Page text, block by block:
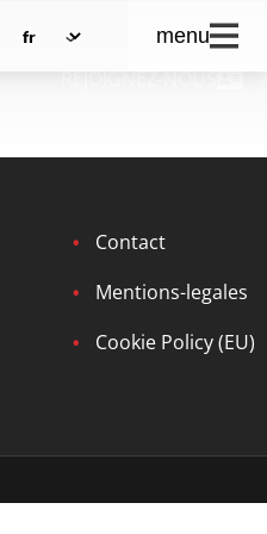
menu
REJOIGNEZ-NOUS
Contact
Mentions-legales
Cookie Policy (EU)